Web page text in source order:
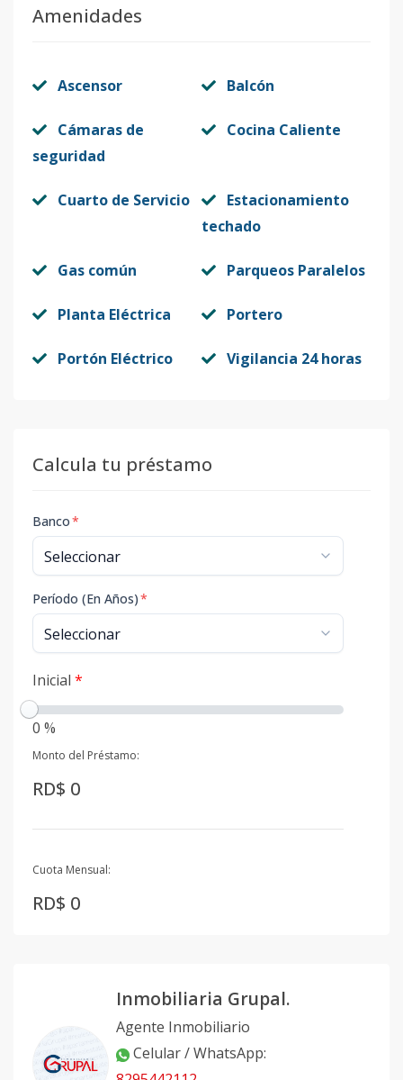
Amenidades
Ascensor Balcón
Cámaras de
seguridad
Cocina Caliente
Cuarto de Servicio
Estacionamiento
techado
Gas común Parqueos Paralelos
Planta Eléctrica Portero
Portón Eléctrico Vigilancia 24 horas
Calcula tu préstamo
Banco*
Período (En Años)*
Inicial *
0 %
Monto del Préstamo:
RD$ 0
Cuota Mensual:
RD$ 0
Inmobiliaria Grupal.
Agente Inmobiliario
Celular / WhatsApp: